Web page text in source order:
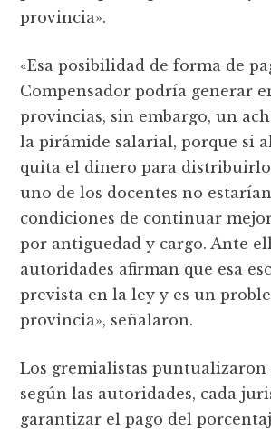
provincia».
«Esa posibilidad de forma de
Compensador podría generar
provincias, sin embargo, un
la pirámide salarial, porque si
quita el dinero para
uno de los docentes no
condiciones de continuar
por antiguedad y cargo. Ante
autoridades afirman que esa
prevista en la ley y es un
provincia», señalaron.
Los gremialistas puntualizaron
según las autoridades, cada
garantizar el pago del